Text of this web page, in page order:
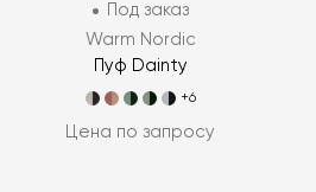
Под заказ
Warm Nordic
Пуф Dainty
+6
Цена по запросу